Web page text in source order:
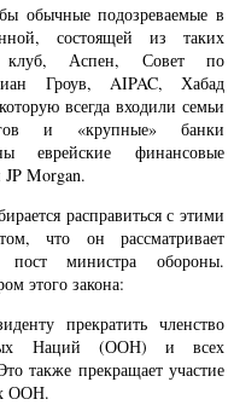
обычные подозреваемые в
состоящей из таких
клуб, Аспен, Совет по
Гроув, AIPAC, Хабад
всегда входили семьи
и «крупные» банки
еврейские финансовые
JP Morgan.
расправиться с этими
что он рассматривает
министра обороны.
этого закона:
прекратить членство
Наций (ООН) и всех
также прекращает участие
ООН.